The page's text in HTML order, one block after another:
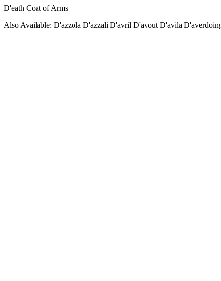
D'eath Coat of Arms
Also Available: D'azzola D'azzali D'avril D'avout D'avila